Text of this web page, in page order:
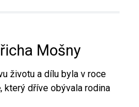
Mošny
životu a dílu byla v roce
který dříve obývala rodina